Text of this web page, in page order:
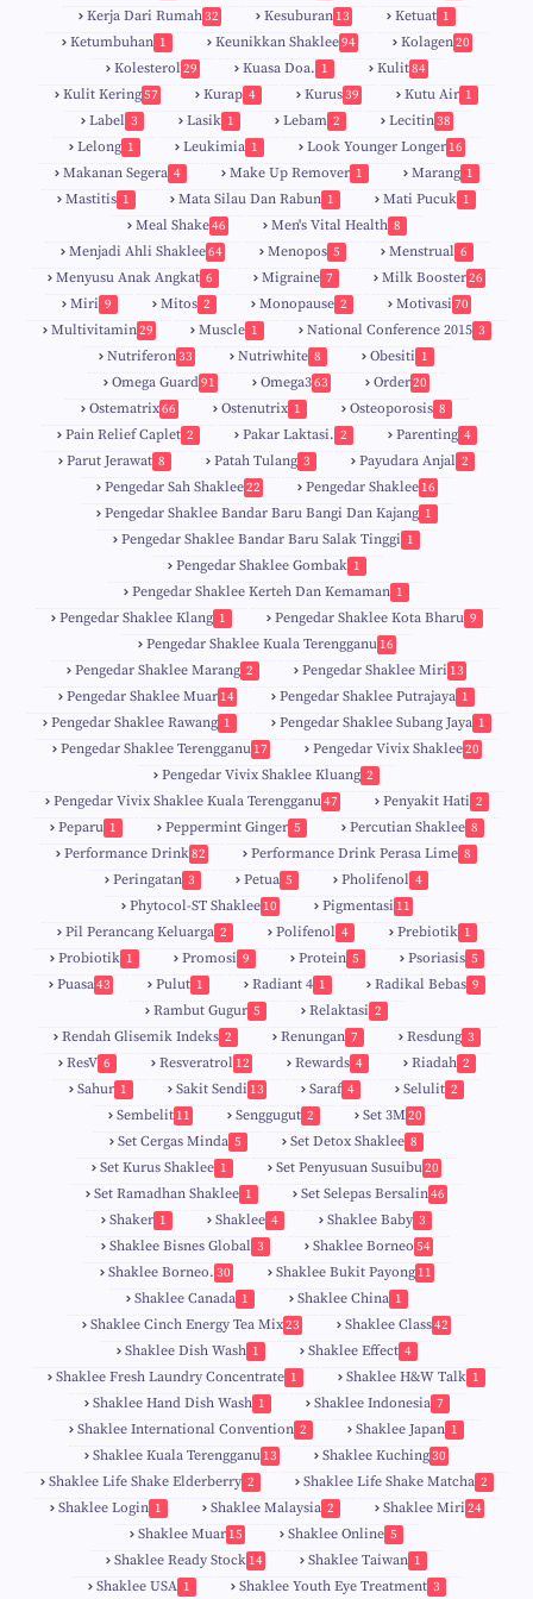
Kerja Dari Rumah32 Kesuburan 13 Ketuat 1
Ketumbuhan 1 Keunikkan Shaklee94 Kolagen20
Kolesterol29 Kuasa Doa. 1 Kulit84
Kulit Kering57 Kurap 4 Kurus39 Kutu Air 1
Label 3 Lasik 1 Lebam 2 Lecitin38
Lelong 1 Leukimia 1 Look Younger Longer 16
Makanan Segera 4 Make Up Remover 1 Marang 1
Mastitis 1 Mata Silau Dan Rabun 1 Mati Pucuk 1
Meal Shake46 Men's Vital Health 8
Menjadi Ahli Shaklee64 Menopos 5 Menstrual 6
Menyusu Anak Angkat 6 Migraine 7 Milk Booster26
Miri 9 Mitos 2 Monopause 2 Motivasi 70
Multivitamin29 Muscle 1 National Conference 2015 3
Nutriferon33 Nutriwhite 8 Obesiti 1
Omega Guard91 Omega363 Order20
Ostematrix66 Ostenutrix 1 Osteoporosis 8
Pain Relief Caplet 2 Pakar Laktasi. 2 Parenting 4
Parut Jerawat 8 Patah Tulang 3 Payudara Anjal 2
Pengedar Sah Shaklee22
9
Pengedar Shaklee 16
5
Pengedar Shaklee Bandar Baru Bangi Dan Kajang 1
Pengedar Shaklee Bandar Baru Salak Tinggi 1
Pengedar Shaklee Gombak 1
Pengedar Shaklee Kerteh Dan Kemaman 1
Pengedar Shaklee Klang 1 Pengedar Shaklee Kota Bharu 9
Pengedar Shaklee Kuala Terengganu 16
4
Pengedar Shaklee Marang 2 Pengedar Shaklee Miri 13
1
Pengedar Shaklee Muar 14
0
Pengedar Shaklee Putrajaya 1
Pengedar Shaklee Rawang 1 Pengedar Shaklee Subang Jaya 1
Pengedar Shaklee Terengganu 17 Pengedar Vivix Shaklee20
Pengedar Vivix Shaklee Kluang 2
Pengedar Vivix Shaklee Kuala Terengganu47 Penyakit Hati 2
Peparu 1 Peppermint Ginger 5 Percutian Shaklee 8
Performance Drink82 Performance Drink Perasa Lime 8
Peringatan 3 Petua 5 Pholifenol 4
Phytocol-ST Shaklee 10 Pigmentasi 11
Pil Perancang Keluarga 2 Polifenol 4 Prebiotik 1
Probiotik 1 Promosi 9 Protein 5 Psoriasis 5
Puasa43 Pulut 1 Radiant 4 1 Radikal Bebas 9
Rambut Gugur 5 Relaktasi 2
Rendah Glisemik Indeks 2 Renungan 7 Resdung 3
ResV 6 Resveratrol 12 Rewards 4 Riadah 2
Sahur 1 Sakit Sendi 13 Saraf 4 Selulit 2
Sembelit 11 Senggugut 2 Set 3M20
Set Cergas Minda 5 Set Detox Shaklee 8
Set Kurus Shaklee 1 Set Penyusuan Susuibu20
Set Ramadhan Shaklee 1 Set Selepas Bersalin46
Shaker 1 Shaklee 4 Shaklee Baby 3
Shaklee Bisnes Global 3 Shaklee Borneo 54
Shaklee Borneo. 30 Shaklee Bukit Payong 11
Shaklee Canada 1 Shaklee China 1
Shaklee Cinch Energy Tea Mix23 Shaklee Class42
Shaklee Dish Wash 1 Shaklee Effect 4
Shaklee Fresh Laundry Concentrate 1 Shaklee H&W Talk 1
Shaklee Hand Dish Wash 1 Shaklee Indonesia 7
Shaklee International Convention 2 Shaklee Japan 1
Shaklee Kuala Terengganu 13
Shaklee Kuching30
Shaklee Life Shake Elderberry 2 Shaklee Life Shake Matcha 2
Shaklee Login 1 Shaklee Malaysia 2 Shaklee Miri 24
Shaklee Muar 15
8
Shaklee Online 5
Shaklee Ready Stock 14 Shaklee Taiwan 1
Shaklee USA 1 Shaklee Youth Eye Treatment 3